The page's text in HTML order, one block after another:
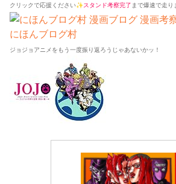
クリックで応援ください✨スタンド考察完了 まで爆速で走
にほんブログ村
ジョジョアニメをもう一度振り返ろうじゃあないかッ！